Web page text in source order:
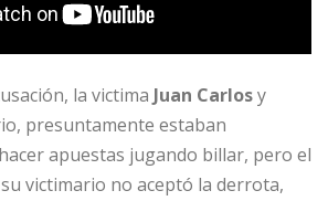
la victima Juan Carlosy
presuntamente estaban
apuestas jugando billar, pero el
victimario no aceptó la derrota,